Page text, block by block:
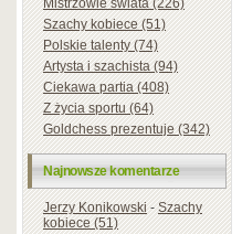
Mistrzowie świata (226)
Szachy kobiece (51)
Polskie talenty (74)
Artysta i szachista (94)
Ciekawa partia (408)
Z życia sportu (64)
Goldchess prezentuje (342)
Najnowsze komentarze
Jerzy Konikowski-Szachy
kobiece (51)